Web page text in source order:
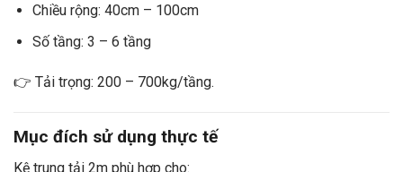
Chiều rộng: 40cm – 100cm
Số tầng: 3 – 6 tầng
👉 Tải trọng: 200 – 700kg/tầng.
Mục đích sử dụng thực tế
Kệ trung tải 2m phù hợp cho: